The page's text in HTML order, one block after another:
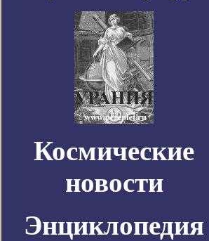
Космические
новости
Энциклопедия